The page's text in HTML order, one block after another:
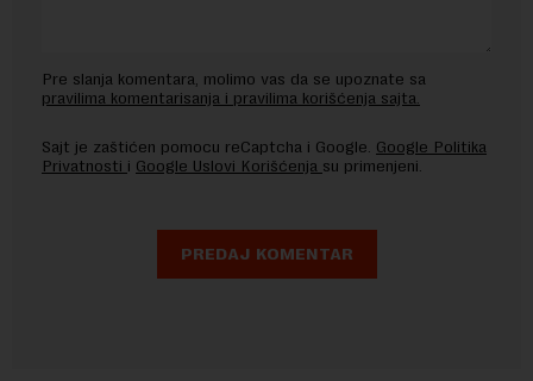
Pre slanja komentara, molimo vas da se upoznate sa
pravilima komentarisanja i pravilima korišćenja sajta.
Sajt je zaštićen pomocu reCaptcha i Google. Google Politika
Privatnosti i Google Uslovi Korišćenja su primenjeni.